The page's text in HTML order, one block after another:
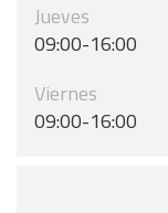
Jueves
09:00-16:00
Viernes
09:00-16:00